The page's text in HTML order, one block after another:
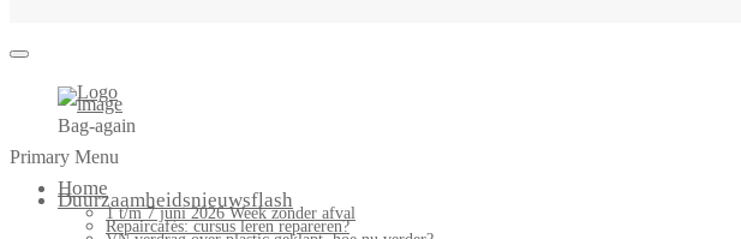
Bag-again
Primary Menu
Home
Duurzaamheidsnieuwsflash
1 t/m 7 juni 2026 Week zonder afval
Repaircafés: cursus leren repareren?